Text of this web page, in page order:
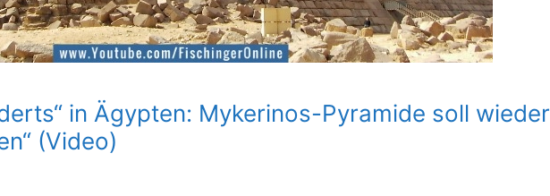
in Ägypten: Mykerinos-Pyramide soll wieder
(Video)